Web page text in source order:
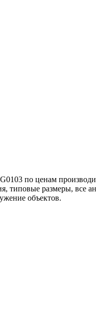
по ценам
типовые размеры, все
объектов.